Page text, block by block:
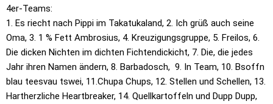
4er-Teams:
1. Es riecht nach Pippi im Takatukaland, 2. Ich grüß auch seine
Oma, 3. 1 % Fett Ambrosius, 4. Kreuzigungsgruppe, 5. Freilos, 6.
Die dicken Nichten im dichten Fichtendickicht, 7. Die, die jedes
Jahr ihren Namen ändern, 8. Barbadosch, 9. In Team, 10. Bsoffn
blau teesvau tswei, 11.Chupa Chups, 12. Stellen und Schellen, 13.
Hartherzliche Heartbreaker, 14. Quellkartoffeln und Dupp Dupp,